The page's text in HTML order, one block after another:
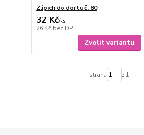
Zápich do dortu č. 80
32 Kč/ks
26 Kč bez DPH
Zvolit variantu
strana z 1